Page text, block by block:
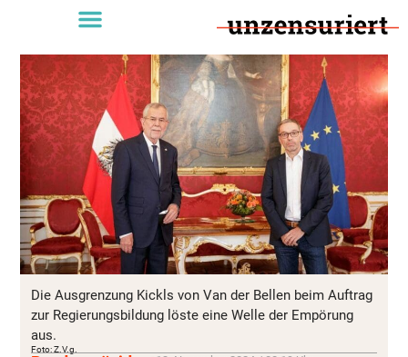
Die Ausgrenzung Kickls von Van der Bellen beim Auftrag
zur Regierungsbildung löste eine Welle der Empörung
aus.
Foto: Z.V.g.